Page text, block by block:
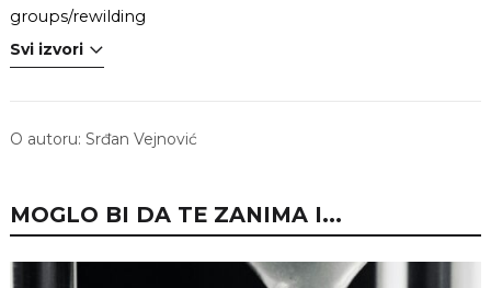
groups/rewilding
Svi izvori
O autoru: Srđan Vejnović
MOGLO BI DA TE ZANIMA I...